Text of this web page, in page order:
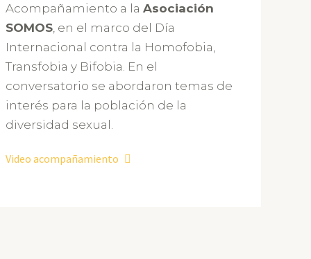
Acompañamiento a la Asociación
SOMOS, en el marco del Día
Internacional contra la Homofobia,
Transfobia y Bifobia. En el
conversatorio se abordaron temas de
interés para la población de la
diversidad sexual.
Video acompañamiento